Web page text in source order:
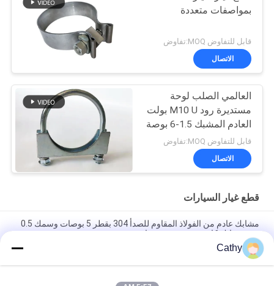
بمواصفات متعددة
قابل للتفاوض MOQ:تفاوض
الاتصال
العالمي الصلب لوحة
مستديرة رود M10 U بولت
العادم المشبك 1.5-6 بوصة
قابل للتفاوض MOQ:تفاوض
الاتصال
قطع غيار السيارات
مشابك عادم من الفولاذ المقاوم للصدأ 304 بقطر 5 بوصات وسمك 0.5
مم، مشابك كاتم صوت مخفضة دائرية
غيار السيارات
Cathy